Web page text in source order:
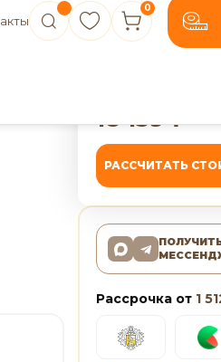
0
18 139₽
РАССЧИТАТЬ
Рассрочка от 1